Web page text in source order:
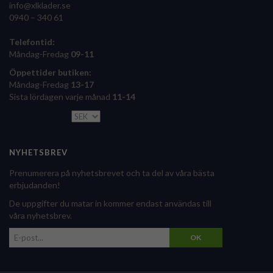
info@xlklader.se
0940 – 340 61
Telefontid:
Måndag-Fredag 09-11
Öppettider butiken:
Måndag-Fredag 13-17
Sista lördagen varje månad 11-14
NYHETSBREV
Prenumerera på nyhetsbrevet och ta del av våra bästa
erbjudanden!
De uppgifter du matar in kommer endast användas till
våra nyhetsbrev.
OK